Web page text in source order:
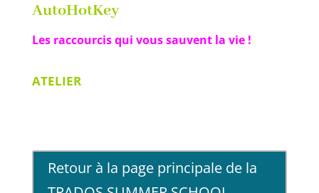
AutoHotKey
Les raccourcis qui vous sauvent la vie !
ATELIER
Retour à la page principale de la